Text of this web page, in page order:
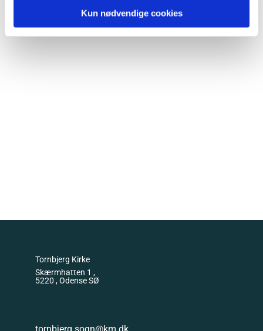
Kun nødvendige cookies
Tornbjerg Kirke
Skærmhatten 1 ,
5220 , Odense SØ